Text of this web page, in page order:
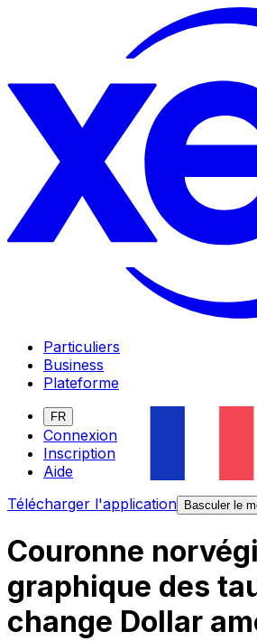
Particuliers
Business
Plateforme
FR
Connexion
Inscription
Aide
Télécharger l'application
Basculer le
Couronne
graphique des
change Dollar